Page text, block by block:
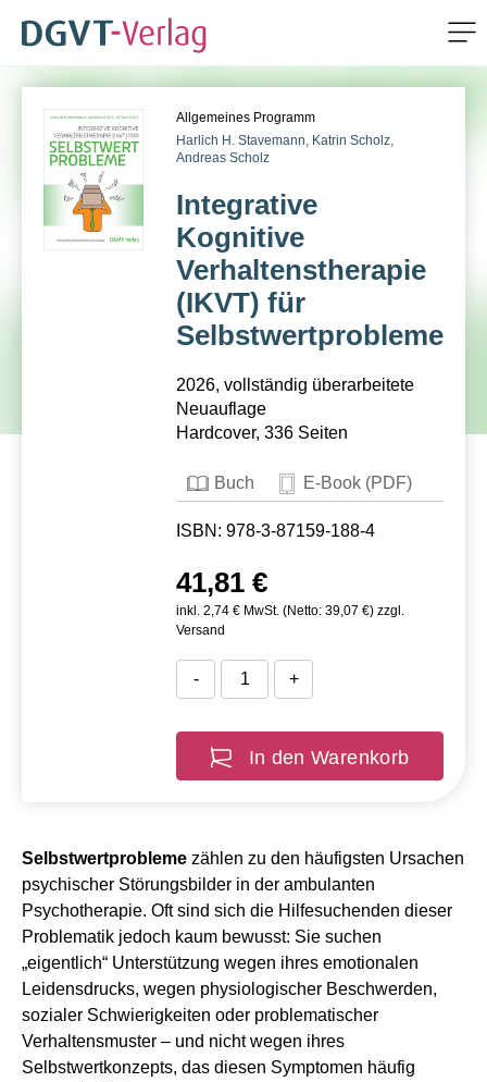
ZUR SUCHE SPRINGENAllgemeines Programm
Harlich H. Stavemann, Katrin Scholz,
Andreas Scholz
Integrative
Kognitive
Verhaltenstherapie
(IKVT) für
Selbstwertprobleme
2026, vollständig überarbeitete
Neuauflage
Hardcover, 336 Seiten
Buch E-Book (PDF)
ISBN: 978-3-87159-188-4
41,81 €
inkl. 2,74 € MwSt. (Netto: 39,07 €) zzgl.
Versand
- +
In den Warenkorb
Selbstwertprobleme zählen zu den häufigsten Ursachen
psychischer Störungsbilder in der ambulanten
Psychotherapie. Oft sind sich die Hilfesuchenden dieser
Problematik jedoch kaum bewusst: Sie suchen
„eigentlich“ Unterstützung wegen ihres emotionalen
Leidensdrucks, wegen physiologischer Beschwerden,
sozialer Schwierigkeiten oder problematischer
Verhaltensmuster – und nicht wegen ihres
Selbstwertkonzepts, das diesen Symptomen häufig